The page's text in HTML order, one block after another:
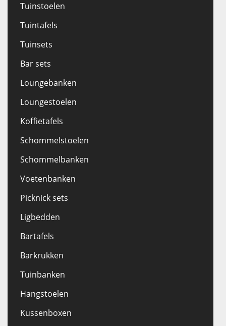
Tuinstoelen
Tuintafels
Tuinsets
Bar sets
Loungebanken
Loungestoelen
Koffietafels
Schommelstoelen
Schommelbanken
Voetenbanken
Picknick sets
Ligbedden
Bartafels
Barkrukken
Tuinbanken
Hangstoelen
Kussenboxen